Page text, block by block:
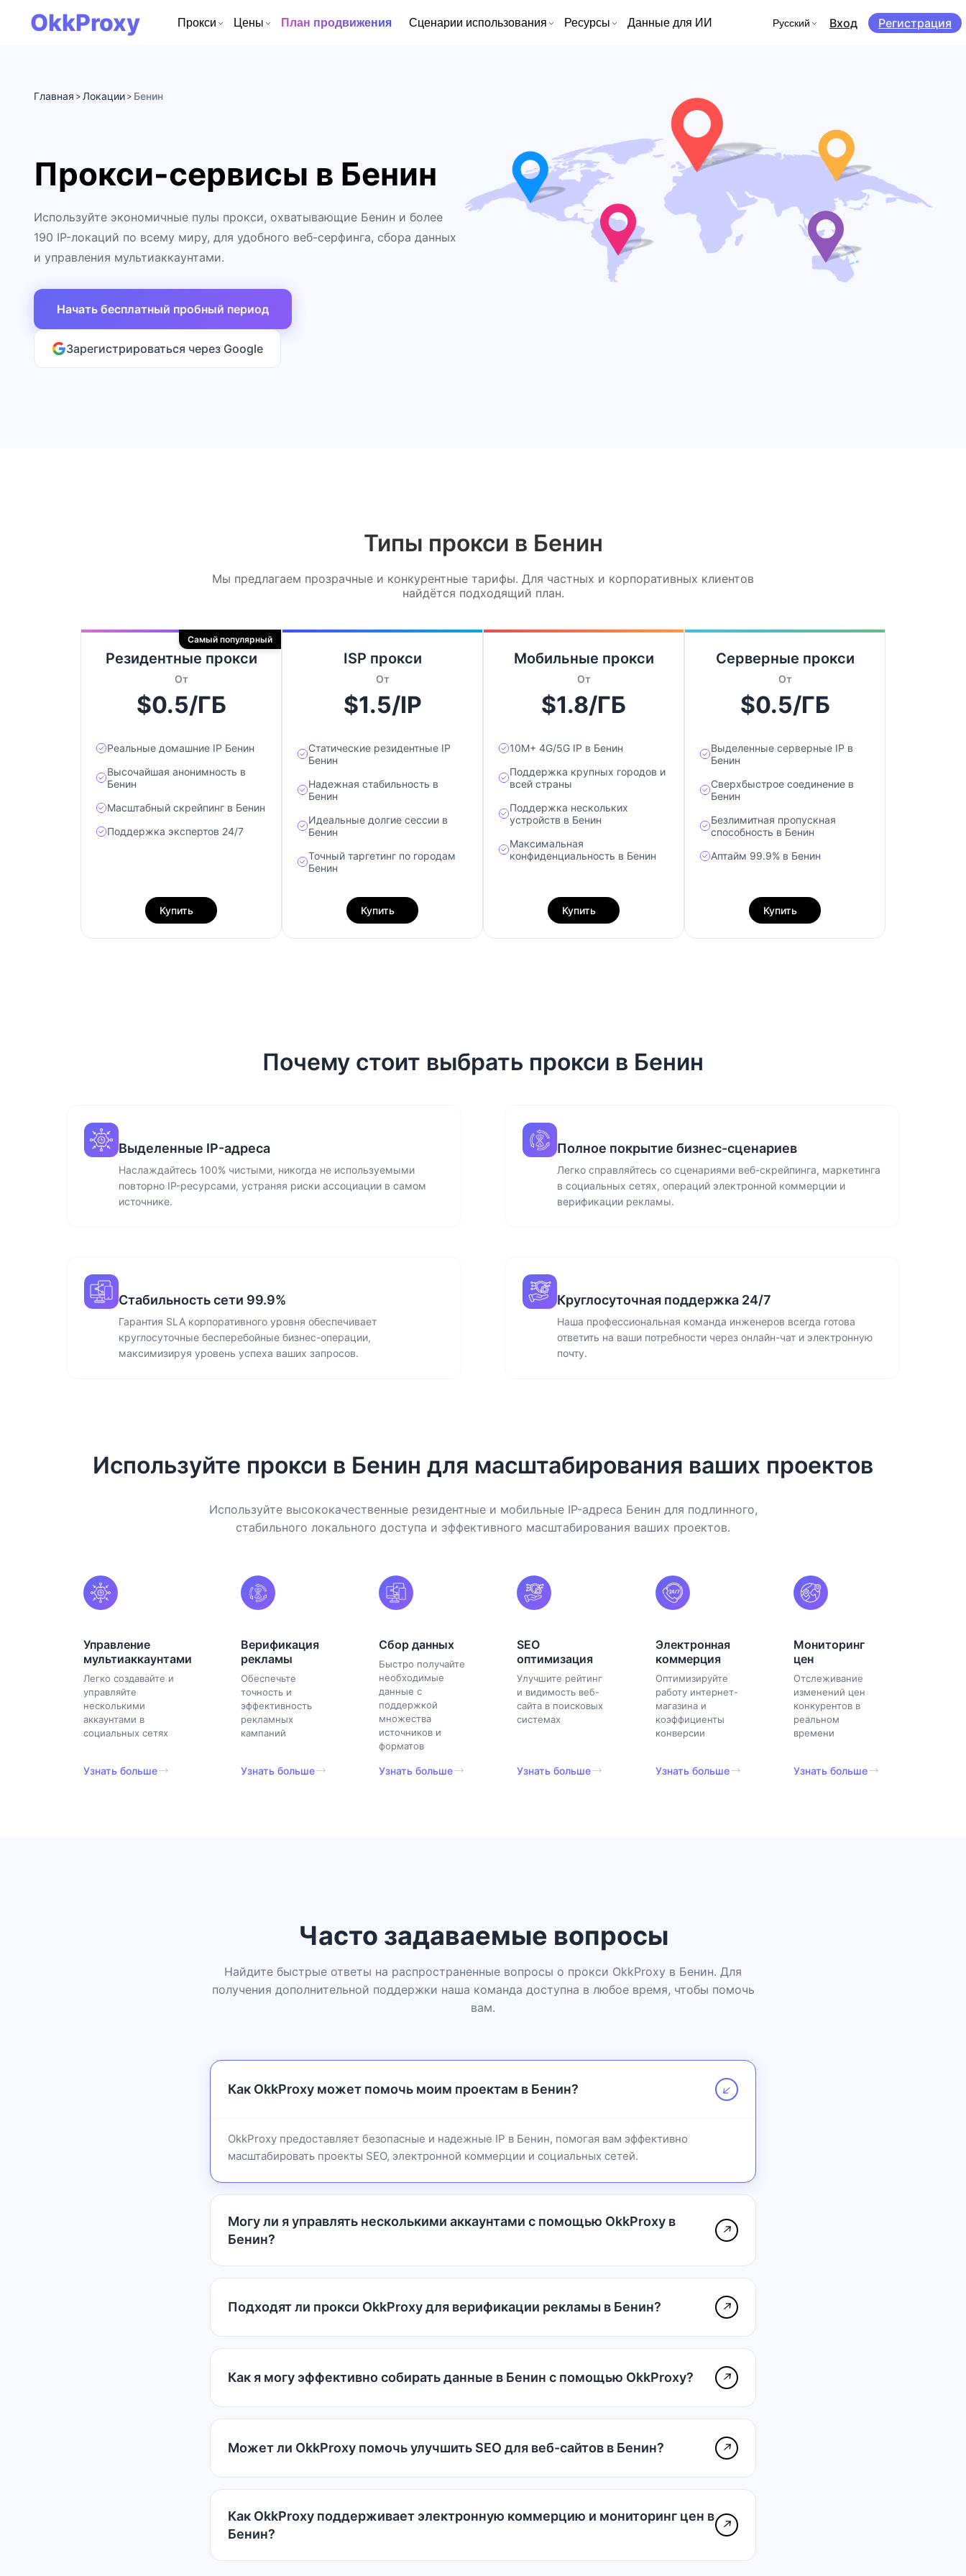
OkkProxy Прокси Цены План продвижения Сценарии использования Ресурсы Данные для ИИ Русский Вход Регистрация
Главная > Локации > Бенин
Прокси-сервисы в Бенин
Используйте экономичные пулы прокси, охватывающие Бенин и более
190 IP-локаций по всему миру, для удобного веб-серфинга, сбора данных
и управления мультиаккаунтами.
Начать бесплатный пробный период
Зарегистрироваться через Google
Типы прокси в Бенин
Мы предлагаем прозрачные и конкурентные тарифы. Для частных и корпоративных клиентов
найдётся подходящий план.
Резидентные прокси
От
$0.5/ГБ
Реальные домашние IP Бенин
Высочайшая анонимность в
Бенин
Масштабный скрейпинг в Бенин
Поддержка экспертов 24/7
Самый популярный
Купить
ISP прокси
От
$1.5/IP
Статические резидентные IP
Бенин
Надежная стабильность в
Бенин
Идеальные долгие сессии в
Бенин
Точный таргетинг по городам
Бенин
Купить
Мобильные прокси
От
$1.8/ГБ
10М+ 4G/5G IP в Бенин
Поддержка крупных городов и
всей страны
Поддержка нескольких
устройств в Бенин
Максимальная
конфиденциальность в Бенин
Купить
Серверные прокси
От
$0.5/ГБ
Выделенные серверные IP в
Бенин
Сверхбыстрое соединение в
Бенин
Безлимитная пропускная
способность в Бенин
Аптайм 99.9% в Бенин
Купить
Почему стоит выбрать прокси в Бенин
Выделенные IP-адреса
Наслаждайтесь 100% чистыми, никогда не используемыми
повторно IP-ресурсами, устраняя риски ассоциации в самом
источнике.
Полное покрытие бизнес-сценариев
Легко справляйтесь со сценариями веб-скрейпинга, маркетинга
в социальных сетях, операций электронной коммерции и
верификации рекламы.
Стабильность сети 99.9%
Гарантия SLA корпоративного уровня обеспечивает
круглосуточные бесперебойные бизнес-операции,
максимизируя уровень успеха ваших запросов.
Круглосуточная поддержка 24/7
Наша профессиональная команда инженеров всегда готова
ответить на ваши потребности через онлайн-чат и электронную
почту.
Используйте прокси в Бенин для масштабирования ваших проектов
Используйте высококачественные резидентные и мобильные IP-адреса Бенин для подлинного,
стабильного локального доступа и эффективного масштабирования ваших проектов.
Управление
мультиаккаунтами
Легко создавайте и
управляйте
несколькими
аккаунтами в
социальных сетях
Узнать больше
Верификация
рекламы
Обеспечьте
точность и
эффективность
рекламных
кампаний
Узнать больше
Сбор данных
Быстро получайте
необходимые
данные с
поддержкой
множества
источников и
форматов
Узнать больше
SEO
оптимизация
Улучшите рейтинг
и видимость веб-
сайта в поисковых
системах
Узнать больше
Электронная
коммерция
Оптимизируйте
работу интернет-
магазина и
коэффициенты
конверсии
Узнать больше
Мониторинг
цен
Отслеживание
изменений цен
конкурентов в
реальном
времени
Узнать больше
Часто задаваемые вопросы
Найдите быстрые ответы на распространенные вопросы о прокси OkkProxy в Бенин. Для
получения дополнительной поддержки наша команда доступна в любое время, чтобы помочь
вам.
Как OkkProxy может помочь моим проектам в Бенин? ↗
OkkProxy предоставляет безопасные и надежные IP в Бенин, помогая вам эффективно
масштабировать проекты SEO, электронной коммерции и социальных сетей.
Могу ли я управлять несколькими аккаунтами с помощью OkkProxy в
Бенин?
↗
Подходят ли прокси OkkProxy для верификации рекламы в Бенин? ↗
Как я могу эффективно собирать данные в Бенин с помощью OkkProxy? ↗
Может ли OkkProxy помочь улучшить SEO для веб-сайтов в Бенин? ↗
Как OkkProxy поддерживает электронную коммерцию и мониторинг цен в
Бенин?
↗